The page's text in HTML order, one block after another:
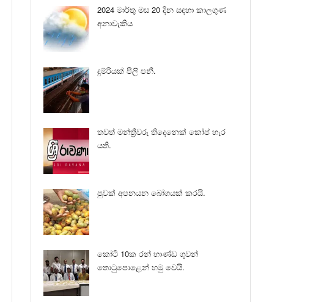
2024 මාර්තු මස 20 දින සඳහා කාලගුණ
අනාවැකිය
දුම්රියක් පීලි පනී.
තවත් මන්ත්‍රීවරු තිදෙනෙක් කෝප් හැර
යති.
පුවක් අපනයන බෝගයක් කරයි.
කෝටි 10ක රන් භාණ්ඩ ගුවන්
තොටුපොළෙන් හමු වෙයි.